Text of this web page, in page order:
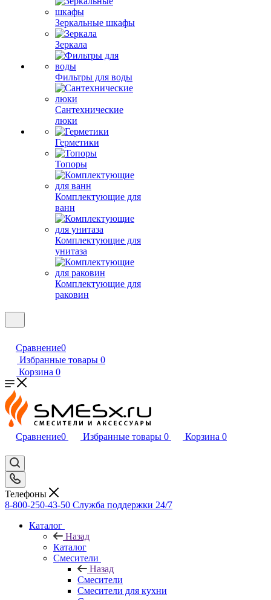
Зеркальные шкафы
Зеркала
Фильтры для воды
Сантехнические
люки
Герметики
Топоры
Комплектующие для
ванн
Комплектующие для
унитаза
Комплектующие для
раковин
Сравнение0
Избранные товары 0
Корзина 0
Сравнение0 Избранные товары 0 Корзина 0
Телефоны
8-800-250-43-50 Служба поддержки 24/7
Каталог
Назад
Каталог
Смесители
Назад
Смесители
Смесители для кухни